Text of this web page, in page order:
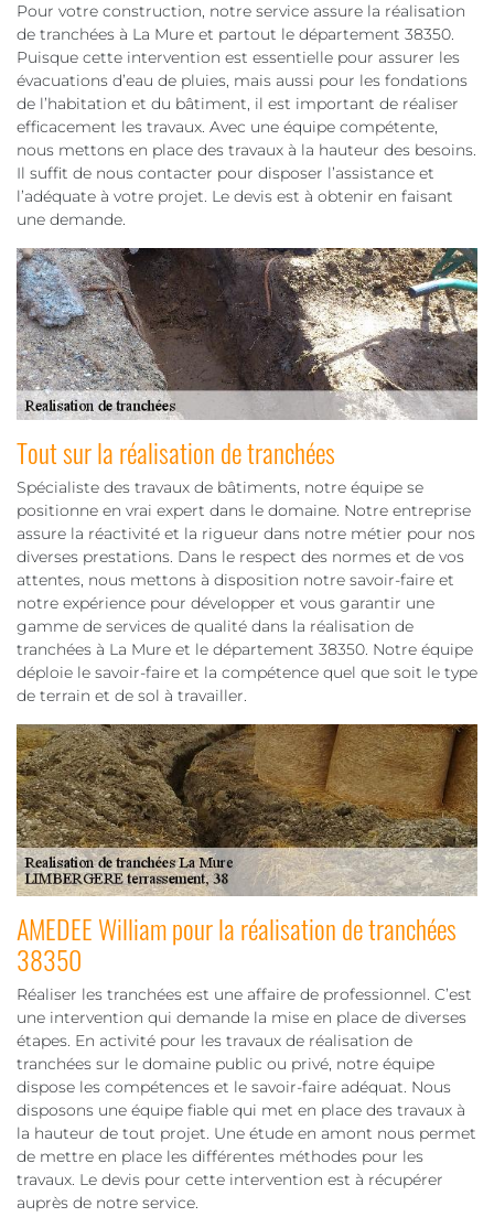
Pour votre construction, notre service assure la réalisation
de tranchées à La Mure et partout le département 38350.
Puisque cette intervention est essentielle pour assurer les
évacuations d’eau de pluies, mais aussi pour les fondations
de l’habitation et du bâtiment, il est important de réaliser
efficacement les travaux. Avec une équipe compétente,
nous mettons en place des travaux à la hauteur des besoins.
Il suffit de nous contacter pour disposer l’assistance et
l’adéquate à votre projet. Le devis est à obtenir en faisant
une demande.
Tout sur la réalisation de tranchées
Spécialiste des travaux de bâtiments, notre équipe se
positionne en vrai expert dans le domaine. Notre entreprise
assure la réactivité et la rigueur dans notre métier pour nos
diverses prestations. Dans le respect des normes et de vos
attentes, nous mettons à disposition notre savoir-faire et
notre expérience pour développer et vous garantir une
gamme de services de qualité dans la réalisation de
tranchées à La Mure et le département 38350. Notre équipe
déploie le savoir-faire et la compétence quel que soit le type
de terrain et de sol à travailler.
AMEDEE William pour la réalisation de tranchées
38350
Réaliser les tranchées est une affaire de professionnel. C’est
une intervention qui demande la mise en place de diverses
étapes. En activité pour les travaux de réalisation de
tranchées sur le domaine public ou privé, notre équipe
dispose les compétences et le savoir-faire adéquat. Nous
disposons une équipe fiable qui met en place des travaux à
la hauteur de tout projet. Une étude en amont nous permet
de mettre en place les différentes méthodes pour les
travaux. Le devis pour cette intervention est à récupérer
auprès de notre service.